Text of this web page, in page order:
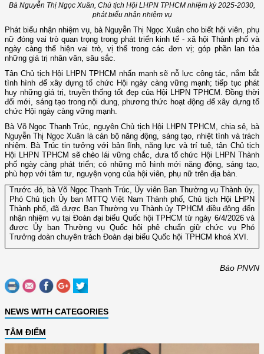
Bà Nguyễn Thị Ngọc Xuân, Chủ tịch Hội LHPN TPHCM nhiệm kỳ 2025-2030,
phát biểu nhận nhiệm vụ
Phát biểu nhận nhiệm vụ, bà Nguyễn Thị Ngọc Xuân cho biết hội viên, phụ
nữ đóng vai trò quan trọng trong phát triển kinh tế - xã hội Thành phố và
ngày càng thể hiện vai trò, vị thế trong các đơn vị; góp phần lan tỏa
những giá trị nhân văn, sâu sắc.
Tân Chủ tịch Hội LHPN TPHCM nhấn mạnh sẽ nỗ lực công tác, nắm bắt
tình hình để xây dựng tổ chức Hội ngày càng vững mạnh; tiếp tục phát
huy những giá trị, truyền thống tốt đẹp của Hội LHPN TPHCM. Đồng thời
đổi mới, sáng tạo trong nội dung, phương thức hoạt động để xây dựng tổ
chức Hội ngày càng vững mạnh.
Bà Võ Ngọc Thanh Trúc, nguyên Chủ tịch Hội LHPN TPHCM, chia sẻ, bà
Nguyễn Thị Ngọc Xuân là cán bộ năng động, sáng tạo, nhiệt tình và trách
nhiệm. Bà Trúc tin tưởng với bản lĩnh, năng lực và trí tuệ, tân Chủ tịch
Hội LHPN TPHCM sẽ chèo lái vững chắc, đưa tổ chức Hội LHPN Thành
phố ngày càng phát triển; có những mô hình mới năng động, sáng tạo,
phù hợp với tâm tư, nguyện vọng của hội viên, phụ nữ trên địa bàn.
Trước đó, bà Võ Ngọc Thanh Trúc, Ủy viên Ban Thường vụ Thành ủy,
Phó Chủ tịch Ủy ban MTTQ Việt Nam Thành phố, Chủ tịch Hội LHPN
Thành phố, đã được Ban Thường vụ Thành ủy TPHCM điều động đến
nhận nhiệm vụ tại Đoàn đại biểu Quốc hội TPHCM từ ngày 6/4/2026 và
được Ủy ban Thường vụ Quốc hội phê chuẩn giữ chức vụ Phó
Trưởng đoàn chuyên trách Đoàn đại biểu Quốc hội TPHCM khoá XVI.
Báo PNVN
NEWS WITH CATEGORIES
TÂM ĐIỂM